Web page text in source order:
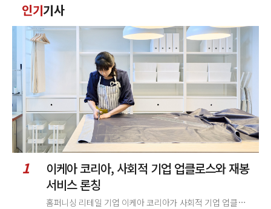
글
인기기사
1
이케아 코리아, 사회적 기업 업클로스와 재봉
서비스 론칭
홈퍼니싱 리테일 기업 이케아 코리아가 사회적 기업 업클로스(Upcloth)와 협력해 재봉 서비스를 선보인다. 이번 협업은 이케